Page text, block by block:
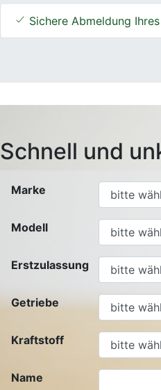
Sichere Abmeldung
Schnell und
Marke
Modell
Erstzulassung
Getriebe
Kraftstoff
Name